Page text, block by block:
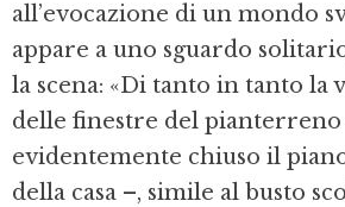
all’evocazione di un mondo
appare a uno sguardo
la scena: «Di tanto in tanto la
delle finestre del pianterreno
evidentemente chiuso il
della casa –, simile al busto